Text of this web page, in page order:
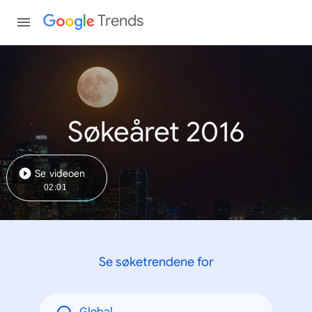
Trends
Søkeåret 2016
Se videoen
02:01
Se søketrendene for